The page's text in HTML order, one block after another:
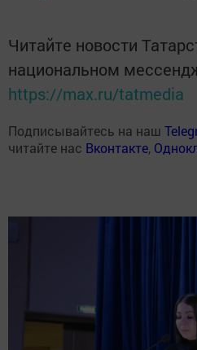
Читайте новости
национальном
https://max.ru/tatmedia
Подписывайтесь на наш
читайте нас Вконтакте,